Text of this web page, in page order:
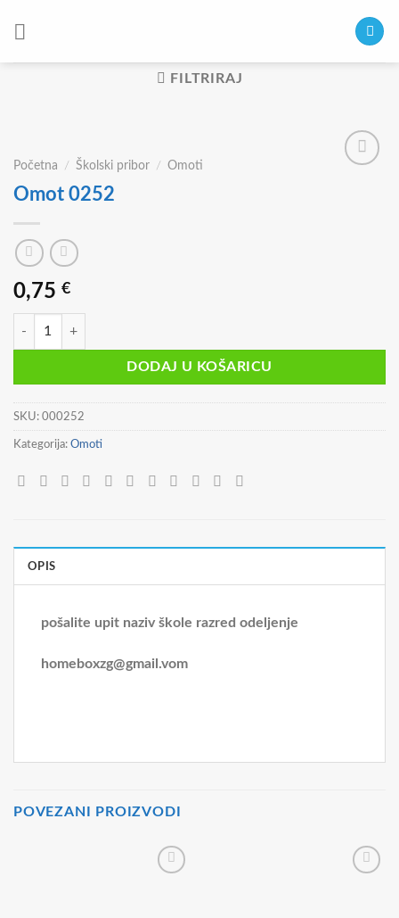
FILTRIRAJ
Početna / Školski pribor / Omoti
Omot 0252
0,75 €
Omot 0252 količina
DODAJ U KOŠARICU
SKU: 000252
Kategorija: Omoti
OPIS
pošalite upit naziv škole razred odeljenje
homeboxzg@gmail.vom
POVEZANI PROIZVODI